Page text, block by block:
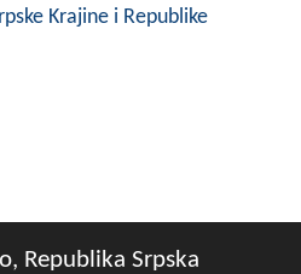
Krajine i Republike
Republika Srpska